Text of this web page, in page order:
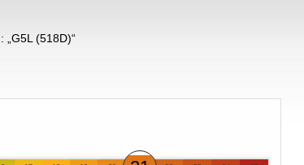
G5L (518D)“